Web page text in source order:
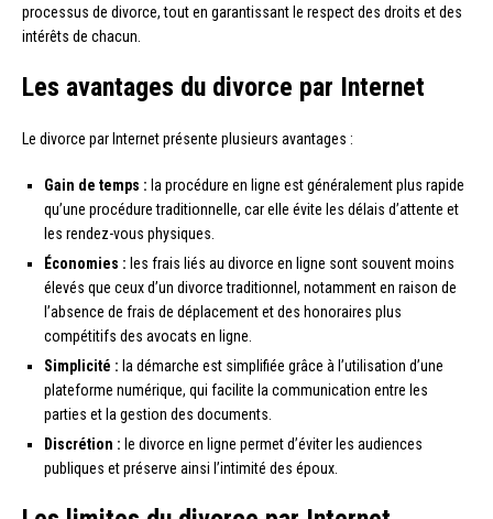
processus de divorce, tout en garantissant le respect des droits et des
intérêts de chacun.
Les avantages du divorce par Internet
Le divorce par Internet présente plusieurs avantages :
Gain de temps : la procédure en ligne est généralement plus rapide
qu’une procédure traditionnelle, car elle évite les délais d’attente et
les rendez-vous physiques.
Économies : les frais liés au divorce en ligne sont souvent moins
élevés que ceux d’un divorce traditionnel, notamment en raison de
l’absence de frais de déplacement et des honoraires plus
compétitifs des avocats en ligne.
Simplicité : la démarche est simplifiée grâce à l’utilisation d’une
plateforme numérique, qui facilite la communication entre les
parties et la gestion des documents.
Discrétion : le divorce en ligne permet d’éviter les audiences
publiques et préserve ainsi l’intimité des époux.